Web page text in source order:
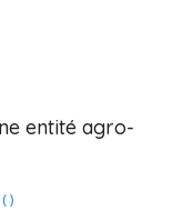
entité agro-
)